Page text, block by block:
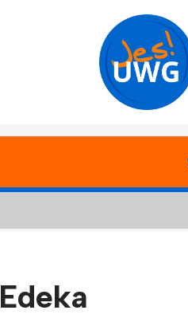
Edeka